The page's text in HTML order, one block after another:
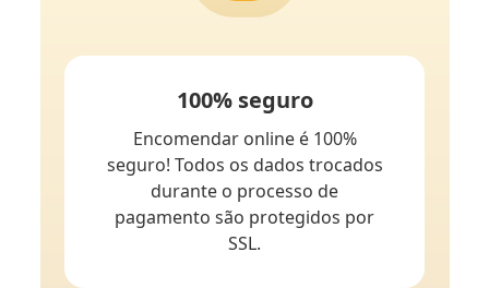
100% seguro
Encomendar online é 100%
seguro! Todos os dados trocados
durante o processo de
pagamento são protegidos por
SSL.